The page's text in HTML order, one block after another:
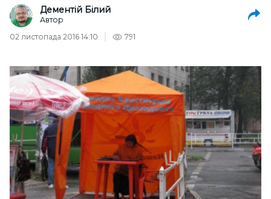
Дементій Білий
Автор
02 листопада 2016 14:10
791